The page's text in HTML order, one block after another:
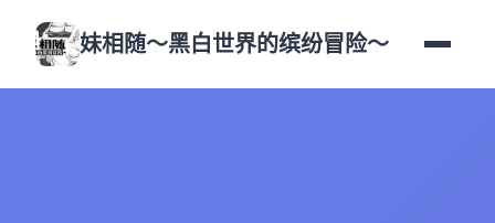
妹相随～黑白世界的缤纷冒险～